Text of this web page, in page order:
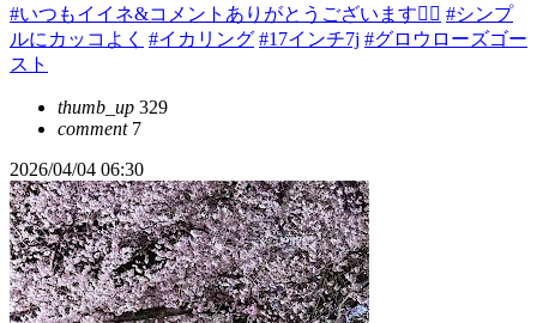
#いつもイイネ&コメントありがとうございます🙇‍♂️ #シンプ
ルにカッコよく #イカリング #17インチ7j #グロウローズゴー
スト
thumb_up 329
comment7
2026/04/04 06:30